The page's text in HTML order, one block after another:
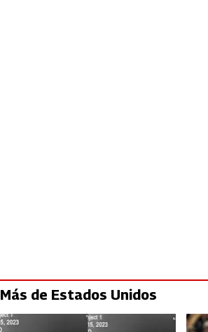
Más de Estados Unidos